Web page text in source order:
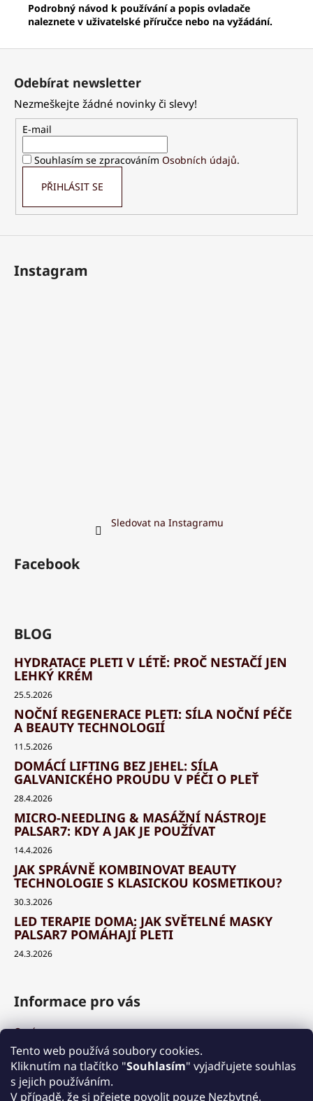
Tento web používá soubory cookies.
Kliknutím na tlačítko "Souhlasím" vyjadřujete souhlas
s jejich používáním.
V případě, že si přejete povolit pouze Nezbytné,
Podrobný návod k používání a popis ovladače
naleznete v uživatelské příručce nebo na vyžádání.
Z
Odebírat newsletter
Nezmeškejte žádné novinky či slevy!
E-mail
Souhlasím se zpracováním Osobních údajů.
PŘIHLÁSIT SE
Instagram
Sledovat na Instagramu
Facebook
BLOG
HYDRATACE PLETI V LÉTĚ: PROČ NESTAČÍ JEN
LEHKÝ KRÉM
25.5.2026
NOČNÍ REGENERACE PLETI: SÍLA NOČNÍ PÉČE
A BEAUTY TECHNOLOGIÍ
11.5.2026
DOMÁCÍ LIFTING BEZ JEHEL: SÍLA
GALVANICKÉHO PROUDU V PÉČI O PLEŤ
28.4.2026
MICRO-NEEDLING & MASÁŽNÍ NÁSTROJE
PALSAR7: KDY A JAK JE POUŽÍVAT
14.4.2026
JAK SPRÁVNĚ KOMBINOVAT BEAUTY
TECHNOLOGIE S KLASICKOU KOSMETIKOU?
30.3.2026
LED TERAPIE DOMA: JAK SVĚTELNÉ MASKY
PALSAR7 POMÁHAJÍ PLETI
24.3.2026
Informace pro vás
O nás
Výhody a garance
Množstevní slevy
Způsob nákupu a dopravy
Reklamace